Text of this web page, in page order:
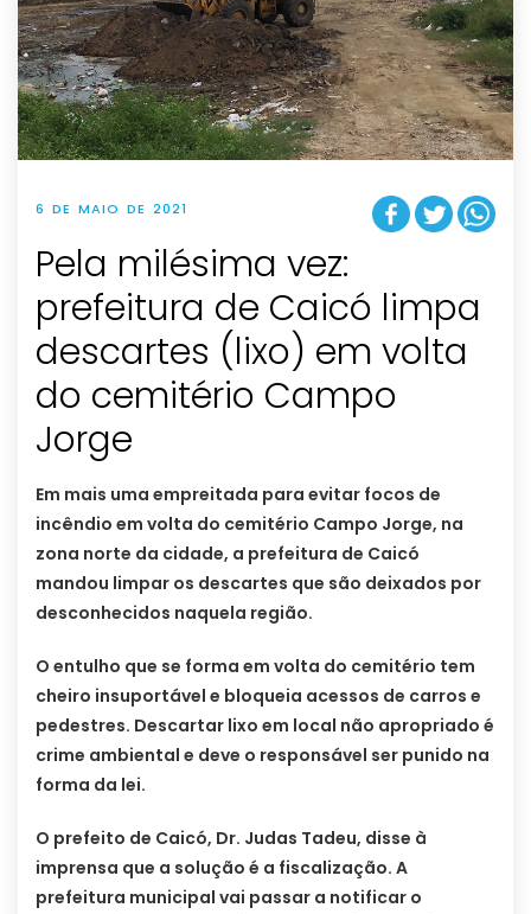
6 DE MAIO DE 2021
Pela milésima vez:
prefeitura de Caicó limpa
descartes (lixo) em volta
do cemitério Campo
Jorge
Em mais uma empreitada para evitar focos de
incêndio em volta do cemitério Campo Jorge, na
zona norte da cidade, a prefeitura de Caicó
mandou limpar os descartes que são deixados por
desconhecidos naquela região.
O entulho que se forma em volta do cemitério tem
cheiro insuportável e bloqueia acessos de carros e
pedestres. Descartar lixo em local não apropriado é
crime ambiental e deve o responsável ser punido na
forma da lei.
O prefeito de Caicó, Dr. Judas Tadeu, disse à
imprensa que a solução é a fiscalização. A
prefeitura municipal vai passar a notificar o